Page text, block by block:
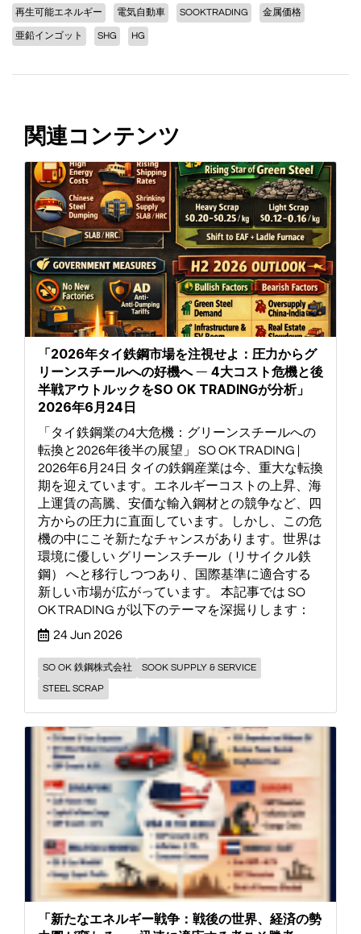
再生可能エネルギー 電気自動車 SOOKTRADING 金属価格
亜鉛インゴット SHG HG
関連コンテンツ
「2026年タイ鉄鋼市場を注視せよ：圧力からグ
リーンスチールへの好機へ ― 4大コスト危機と後
半戦アウトルックをSO OK TRADINGが分析」
2026年6月24日
「タイ鉄鋼業の4大危機：グリーンスチールへの
転換と2026年後半の展望」 SO OK TRADING |
2026年6月24日 タイの鉄鋼産業は今、重大な転換
期を迎えています。エネルギーコストの上昇、海
上運賃の高騰、安価な輸入鋼材との競争など、四
方からの圧力に直面しています。しかし、この危
機の中にこそ新たなチャンスがあります。世界は
環境に優しい グリーンスチール（リサイクル鉄
鋼） へと移行しつつあり、国際基準に適合する
新しい市場が広がっています。 本記事では SO
OK TRADING が以下のテーマを深掘りします：
24 Jun 2026
SO OK 鉄鋼株式会社
SOOK SUPPLY & SERVICE
STEEL SCRAP
「新たなエネルギー戦争：戦後の世界、経済の勢